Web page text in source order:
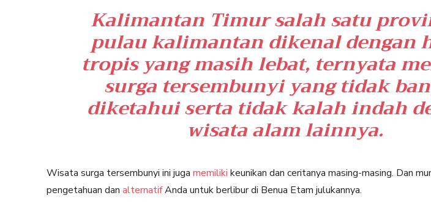
Kalimantan Timur salah satu
pulau kalimantan dikenal dengan
tropis yang masih lebat, ternyata
surga tersembunyi yang tidak
diketahui serta tidak kalah indah
wisata alam lainnya.
Wisata surga tersembunyi ini juga memiliki keunikan dan ceritanya masing-masing. Dan
pengetahuan dan alternatifAnda untuk berlibur di Benua Etam julukannya.